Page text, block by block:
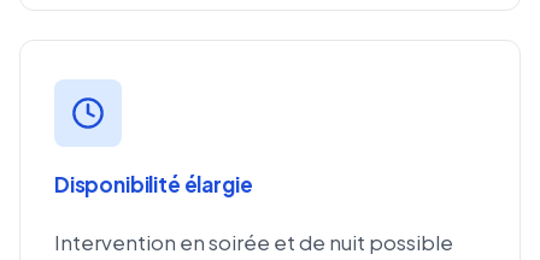
Disponibilité élargie
Intervention en soirée et de nuit possible